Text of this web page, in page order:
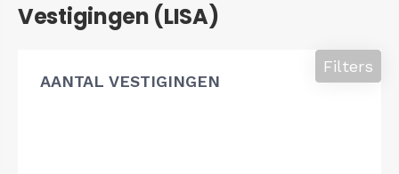
Vestigingen (LISA)
AANTAL VESTIGINGEN
Filters